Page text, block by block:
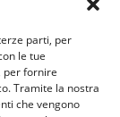
parti, per
le tue
per fornire
Tramite la nostra
che vengono